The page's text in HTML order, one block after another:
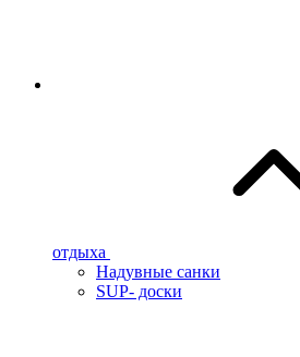
отдыха
Надувные санки
SUP- доски